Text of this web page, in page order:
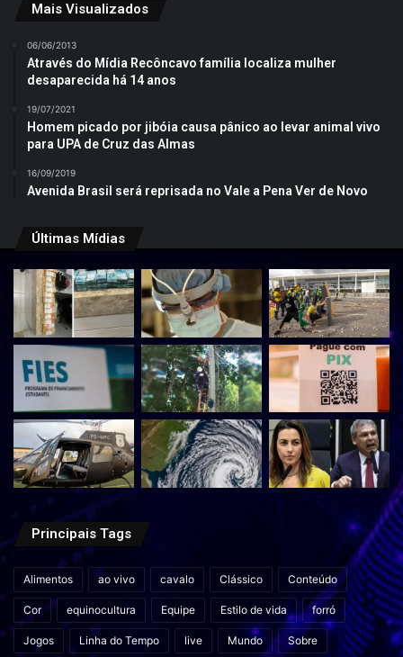
Mais Visualizados
06/06/2013
Através do Mídia Recôncavo família localiza mulher
desaparecida há 14 anos
19/07/2021
Homem picado por jibóia causa pânico ao levar animal vivo
para UPA de Cruz das Almas
16/09/2019
Avenida Brasil será reprisada no Vale a Pena Ver de Novo
Últimas Mídias
Principais Tags
Alimentos ao vivo cavalo Clássico Conteúdo
Cor equinocultura Equipe Estilo de vida forró
Jogos Linha do Tempo live Mundo Sobre